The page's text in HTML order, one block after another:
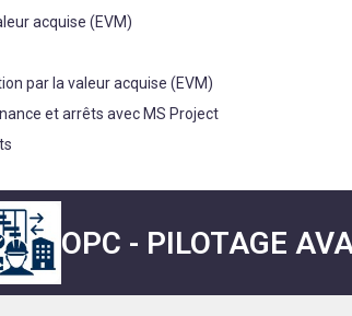
acquise (EVM)
par la valeur acquise (EVM)
et arrêts avec MS Project
OPC - PILOTAGE